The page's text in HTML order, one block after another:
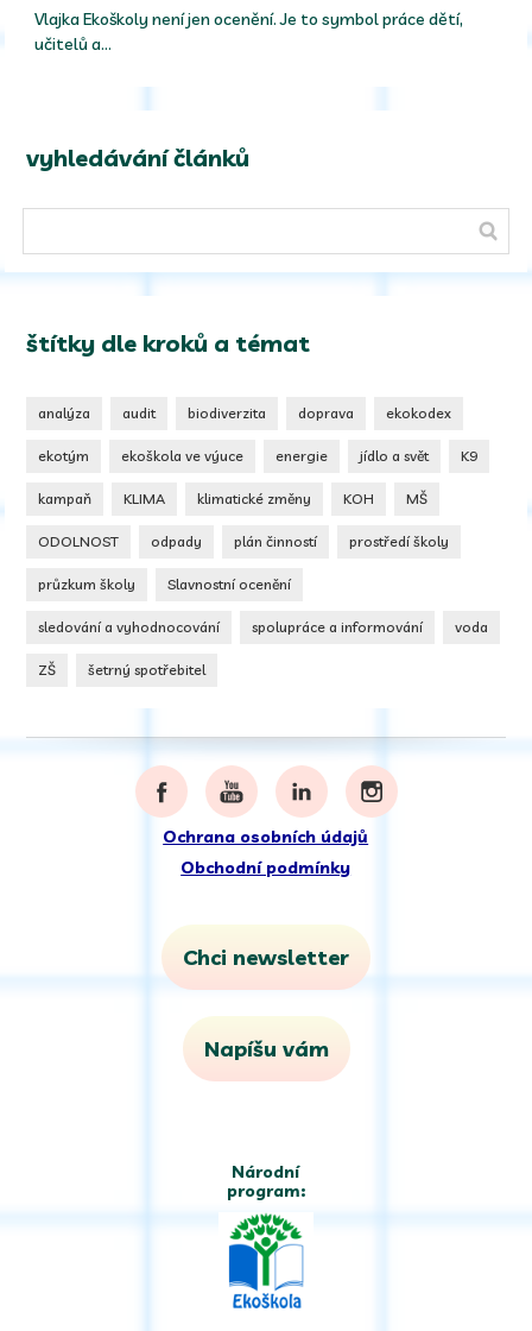
Vlajka Ekoškoly není jen ocenění. Je to symbol práce dětí,
učitelů a…
vyhledávání článků
štítky dle kroků a témat
analýza audit biodiverzita doprava ekokodex
ekotým ekoškola ve výuce energie jídlo a svět K9
kampaň KLIMA klimatické změny KOH MŠ
ODOLNOST odpady plán činností prostředí školy
průzkum školy Slavnostní ocenění
sledování a vyhodnocování spolupráce a informování voda
ZŠ šetrný spotřebitel
Ochrana osobních údajů
Obchodní podmínky
Chci newsletter
Napíšu vám
Národní
program: